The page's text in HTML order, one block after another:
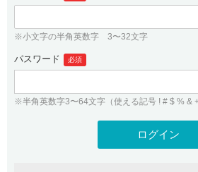
※小文字の半角英数字 3〜32文字
パスワード 必須
※半角英数字3〜64文字（使える記号 ! # $ % & +